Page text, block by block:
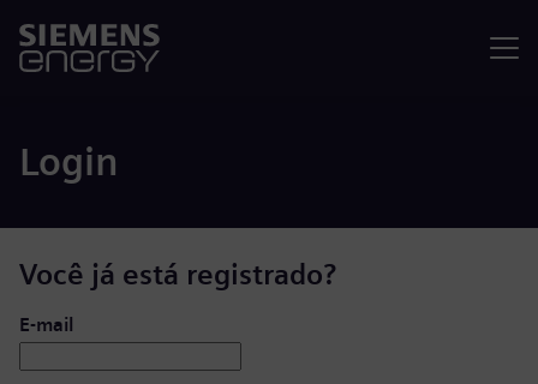
Login
Você já está registrado?
Login: usuário e senha
E-mail